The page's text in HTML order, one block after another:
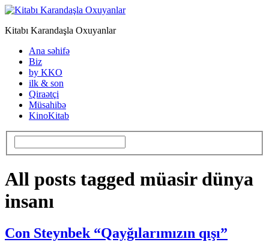
Kitabı Karandaşla Oxuyanlar
Ana səhifə
Biz
by KKO
ilk & son
Qiraətçi
Müsahibə
KinoKitab
All posts tagged müasir dünya
insanı
Con Steynbek “Qayğılarımızın qışı”